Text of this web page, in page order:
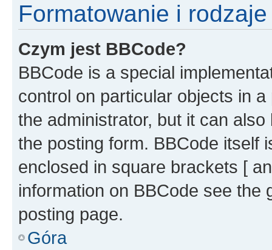
Formatowanie i
Czym jest BBCode?
BBCode is a special
control on particular objects in
the administrator, but it can
the posting form. BBCode itself
enclosed in square brackets [
information on BBCode see
posting page.
Góra